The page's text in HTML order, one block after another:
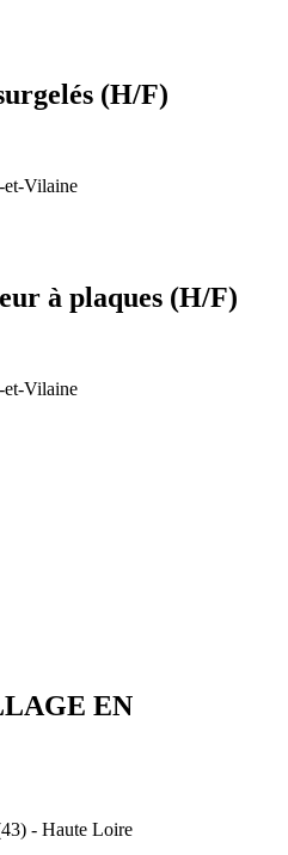
(H/F)
Vilaine
à plaques (H/F)
Vilaine
EN
- Haute Loire